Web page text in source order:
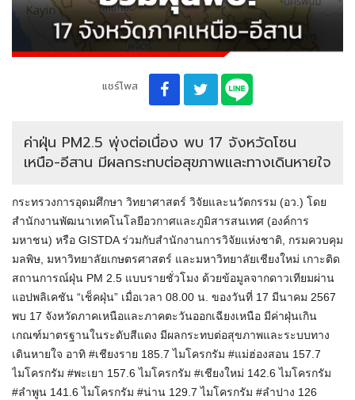
แชร์โพส
ค่าฝุ่น PM2.5 พุ่งต่อเนื่อง พบ 17 จังหวัดโซน
เหนือ-อีสาน มีผลกระทบต่อสุขภาพและทางเดินหายใจ
กระทรวงการอุดมศึกษา วิทยาศาสตร์ วิจัยและนวัตกรรม (อว.) โดย
สำนักงานพัฒนาเทคโนโลยีอวกาศและภูมิสารสนเทศ (องค์การ
มหาชน) หรือ GISTDA ร่วมกับสำนักงานการวิจัยแห่งชาติ, กรมควบคุม
มลพิษ, มหาวิทยาลัยเกษตรศาสตร์ และมหาวิทยาลัยเชียงใหม่ เกาะติด
สถานการณ์ฝุ่น PM 2.5 แบบรายชั่วโมง ด้วยข้อมูลจากดาวเทียมผ่าน
แอปพลิเคชัน “เช็คฝุ่น” เมื่อเวลา 08.00 น. ของวันที่ 17 มีนาคม 2567
พบ 17 จังหวัดภาคเหนือและภาคตะวันออกเฉียงเหนือ มีค่าฝุ่นเกิน
เกณฑ์มาตรฐานในระดับสีแดง มีผลกระทบต่อสุขภาพและระบบทาง
เดินหายใจ อาทิ #เชียงราย 185.7 ไมโครกรัม #แม่ฮ่องสอน 157.7
ไมโครกรัม #พะเยา 157.6 ไมโครกรัม #เชียงใหม่ 142.6 ไมโครกรัม
#ลำพูน 141.6 ไมโครกรัม #น่าน 129.7 ไมโครกรัม #ลำปาง 126